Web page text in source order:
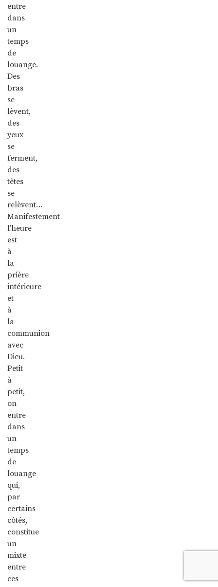
entre
dans
un
temps
de
louange.
Des
bras
se
lèvent,
des
yeux
se
ferment,
des
têtes
se
relèvent…
Manifestement
l’heure
est
à
la
prière
intérieure
et
à
la
communion
avec
Dieu.
Petit
à
petit,
on
entre
dans
un
temps
de
louange
qui,
par
certains
côtés,
constitue
un
mixte
entre
ces